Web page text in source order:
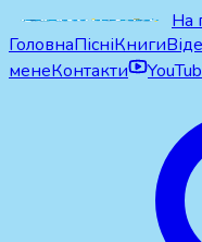
На
ГоловнаПісніКниги
менеКонтакти